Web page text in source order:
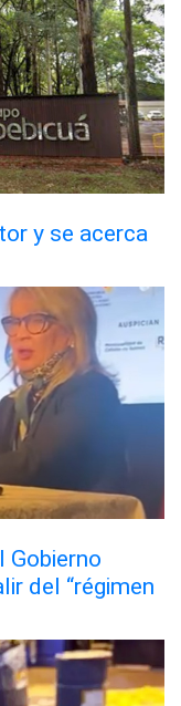
y se acerca
Gobierno
del “régimen